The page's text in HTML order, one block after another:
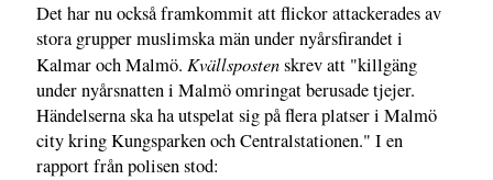
Det har nu också framkommit att flickor attackerades av
stora grupper muslimska män under nyårsfirandet i
Kalmar och Malmö. Kvällspostenskrev att "killgäng
under nyårsnatten i Malmö omringat berusade tjejer.
Händelserna ska ha utspelat sig på flera platser i Malmö
city kring Kungsparken och Centralstationen." I en
rapport från polisen stod: